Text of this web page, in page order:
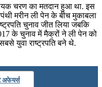
2026
चरण का मतदान हुआ था. इस
मरीन ली पेन के बीच मुकाबला
चुनाव जीत लिया जबकि
के चुनाव में मैक्रों ने ली पेन को
युवा राष्ट्रपति बने थे.
अफेयर्स